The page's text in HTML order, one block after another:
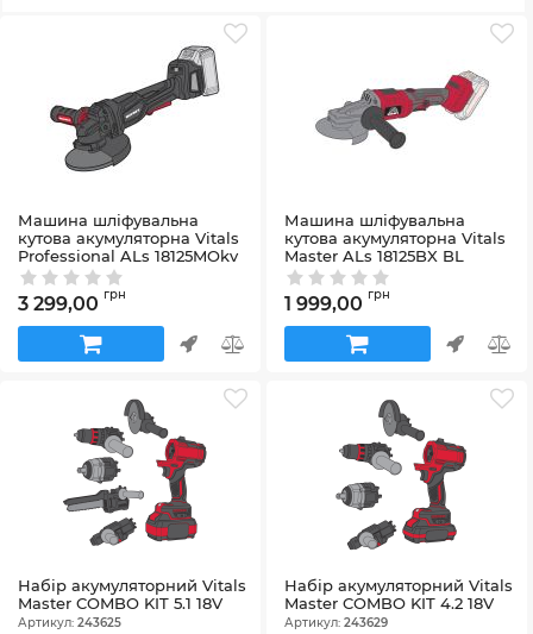
Машина шліфувальна
кутова акумуляторна Vitals
Professional ALs 18125MOkv
BL
Артикул:251248
3 299,00 грн
Машина шліфувальна
кутова акумуляторна Vitals
Master ALs 18125BX BL
Артикул:251249
1 999,00 грн
Набір акумуляторний Vitals
Master COMBO KIT 5.1 18V
Артикул: 243625
Набір акумуляторний Vitals
Master COMBO KIT 4.2 18V
Артикул: 243629